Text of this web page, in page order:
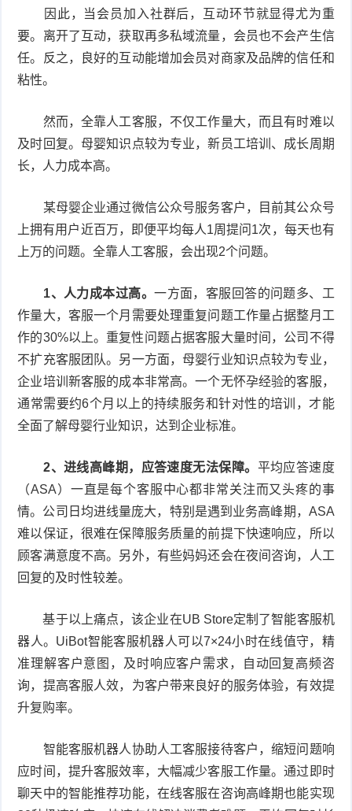
因此，当会员加入社群后，互动环节就显得尤为重
要。离开了互动，获取再多私域流量，会员也不会产生信
任。反之，良好的互动能增加会员对商家及品牌的信任和
粘性。
然而，全靠人工客服，不仅工作量大，而且有时难以
及时回复。母婴知识点较为专业，新员工培训、成长周期
长，人力成本高。
某母婴企业通过微信公众号服务客户，目前其公众号
上拥有用户近百万，即便平均每人1周提问1次，每天也有
上万的问题。全靠人工客服，会出现2个问题。
1、人力成本过高。一方面，客服回答的问题多、工
作量大，客服一个月需要处理重复问题工作量占据整月工
作的30%以上。重复性问题占据客服大量时间，公司不得
不扩充客服团队。另一方面，母婴行业知识点较为专业，
企业培训新客服的成本非常高。一个无怀孕经验的客服，
通常需要约6个月以上的持续服务和针对性的培训，才能
全面了解母婴行业知识，达到企业标准。
2、进线高峰期，应答速度无法保障。 平均应答速度
（ASA）一直是每个客服中心都非常关注而又头疼的事
情。公司日均进线量庞大，特别是遇到业务高峰期，ASA
难以保证，很难在保障服务质量的前提下快速响应，所以
顾客满意度不高。另外，有些妈妈还会在夜间咨询，人工
回复的及时性较差。
基于以上痛点，该企业在UB Store定制了智能客服机
器人。UiBot智能客服机器人可以7×24小时在线值守，精
准理解客户意图，及时响应客户需求，自动回复高频咨
询，提高客服人效，为客户带来良好的服务体验，有效提
升复购率。
智能客服机器人协助人工客服接待客户，缩短问题响
应时间，提升客服效率，大幅减少客服工作量。通过即时
聊天中的智能推荐功能，在线客服在咨询高峰期也能实现